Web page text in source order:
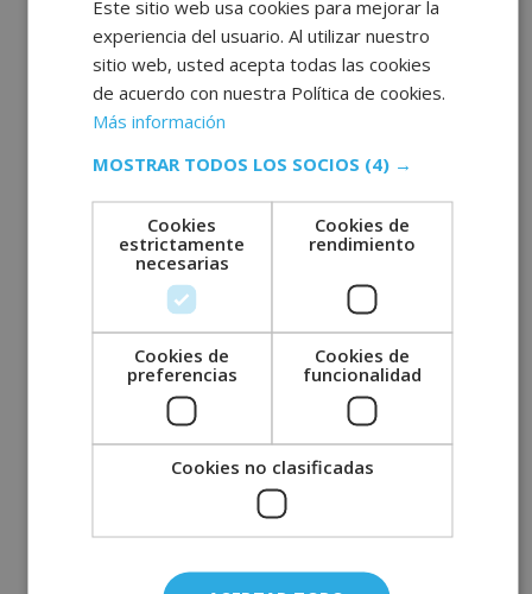
junio 2022
mayo 2022
abril 2022
marzo 2022
febrero 2022
enero 2022
diciembre 2021
noviembre 2021
octubre 2021
septiembre 2021
agosto 2021
abril 2021
Este sitio web usa cookies para mejorar la
experiencia del usuario. Al utilizar nuestro
sitio web, usted acepta todas las cookies
de acuerdo con nuestra Política de cookies.
Más información
MOSTRAR TODOS LOS SOCIOS (4) →
Cookies
estrictamente
necesarias
Cookies de
rendimiento
Cookies de
preferencias
Cookies de
funcionalidad
Cookies no clasificadas